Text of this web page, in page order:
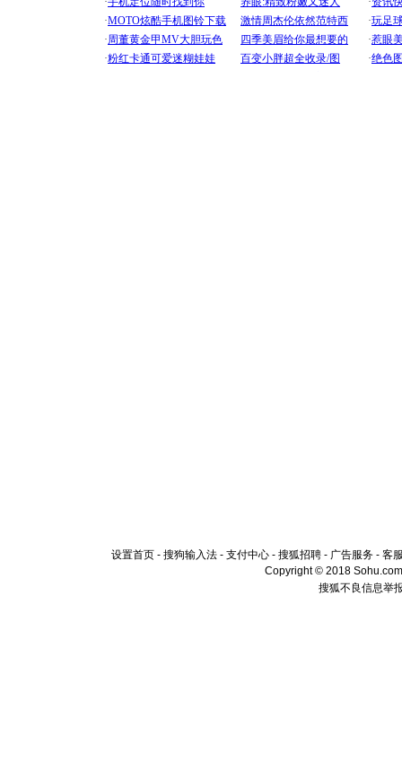
设置首页 - 搜狗输入法 - 支付中心 - 搜狐招聘 - 广告服务 - 客
Copyright © 2018
搜狐不良信息举